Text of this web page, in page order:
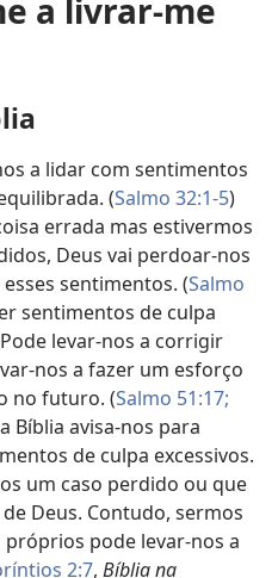
a livrar-me
a lidar com sentimentos
(Salmo 32:1-5)
errada mas estivermos
Deus vai perdoar-nos
sentimentos. (Salmo
sentimentos de culpa
levar-nos a corrigir
nos a fazer um esforço
no futuro. (Salmo 51:17;
Bíblia avisa-nos para
de culpa excessivos.
um caso perdido ou que
Deus. Contudo, sermos
pode levar-nos a
2:7, Bíblia na